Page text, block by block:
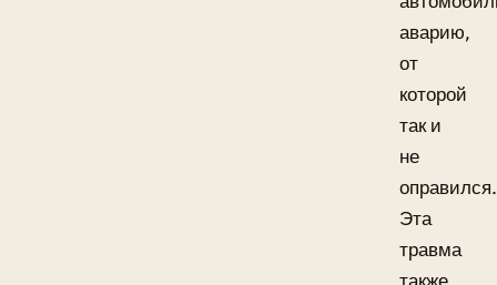
аварию,
от
которой
так и
не
оправился.
Эта
травма
также